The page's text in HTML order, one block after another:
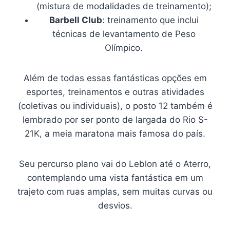
(mistura de modalidades de treinamento);
Barbell Club: treinamento que inclui
técnicas de levantamento de Peso
Olímpico.
Além de todas essas fantásticas opções em
esportes, treinamentos e outras atividades
(coletivas ou individuais), o posto 12 também é
lembrado por ser ponto de largada do Rio S-
21K, a meia maratona mais famosa do país.
Seu percurso plano vai do Leblon até o Aterro,
contemplando uma vista fantástica em um
trajeto com ruas amplas, sem muitas curvas ou
desvios.